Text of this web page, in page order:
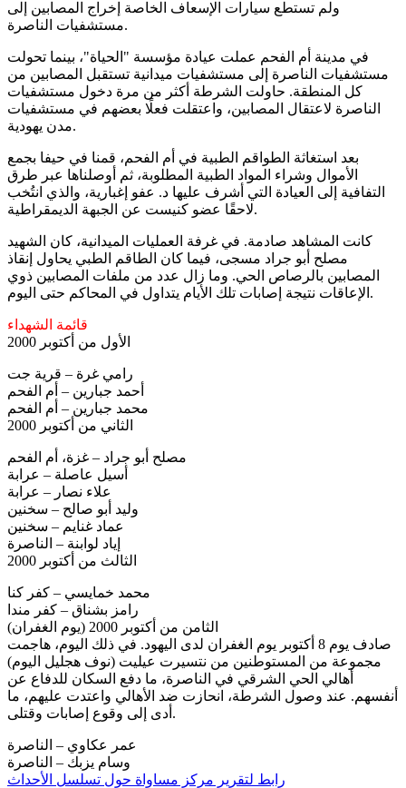
ولم تستطع سيارات الإسعاف الخاصة إخراج المصابين إلى
مستشفيات الناصرة.
في مدينة أم الفحم عملت عيادة مؤسسة "الحياة"، بينما تحولت
مستشفيات الناصرة إلى مستشفيات ميدانية تستقبل المصابين من
كل المنطقة. حاولت الشرطة أكثر من مرة دخول مستشفيات
الناصرة لاعتقال المصابين، واعتقلت فعلًا بعضهم في مستشفيات
مدن يهودية.
بعد استغاثة الطواقم الطبية في أم الفحم، قمنا في حيفا بجمع
الأموال وشراء المواد الطبية المطلوبة، ثم أوصلناها عبر طرق
التفافية إلى العيادة التي أشرف عليها د. عفو إغبارية، والذي انتُخب
لاحقًا عضو كنيست عن الجبهة الديمقراطية.
كانت المشاهد صادمة. في غرفة العمليات الميدانية، كان الشهيد
مصلح أبو جراد مسجى، فيما كان الطاقم الطبي يحاول إنقاذ
المصابين بالرصاص الحي. وما زال عدد من ملفات المصابين ذوي
الإعاقات نتيجة إصابات تلك الأيام يتداول في المحاكم حتى اليوم.
قائمة الشهداء
الأول من أكتوبر 2000
رامي غرة – قرية جت
أحمد جبارين – أم الفحم
محمد جبارين – أم الفحم
الثاني من أكتوبر 2000
مصلح أبو جراد – غزة، أم الفحم
أسيل عاصلة – عرابة
علاء نصار – عرابة
وليد أبو صالح – سخنين
عماد غنايم – سخنين
إياد لوابنة – الناصرة
الثالث من أكتوبر 2000
محمد خمايسي – كفر كنا
رامز بشناق – كفر مندا
الثامن من أكتوبر 2000 (يوم الغفران)
صادف يوم 8 أكتوبر يوم الغفران لدى اليهود. في ذلك اليوم، هاجمت
مجموعة من المستوطنين من نتسيرت عيليت (نوف هجليل اليوم)
أهالي الحي الشرقي في الناصرة، ما دفع السكان للدفاع عن
أنفسهم. عند وصول الشرطة، انحازت ضد الأهالي واعتدت عليهم، ما
أدى إلى وقوع إصابات وقتلى.
عمر عكاوي – الناصرة
وسام يزبك – الناصرة
رابط لتقرير مركز مساواة حول تسلسل الأحداث